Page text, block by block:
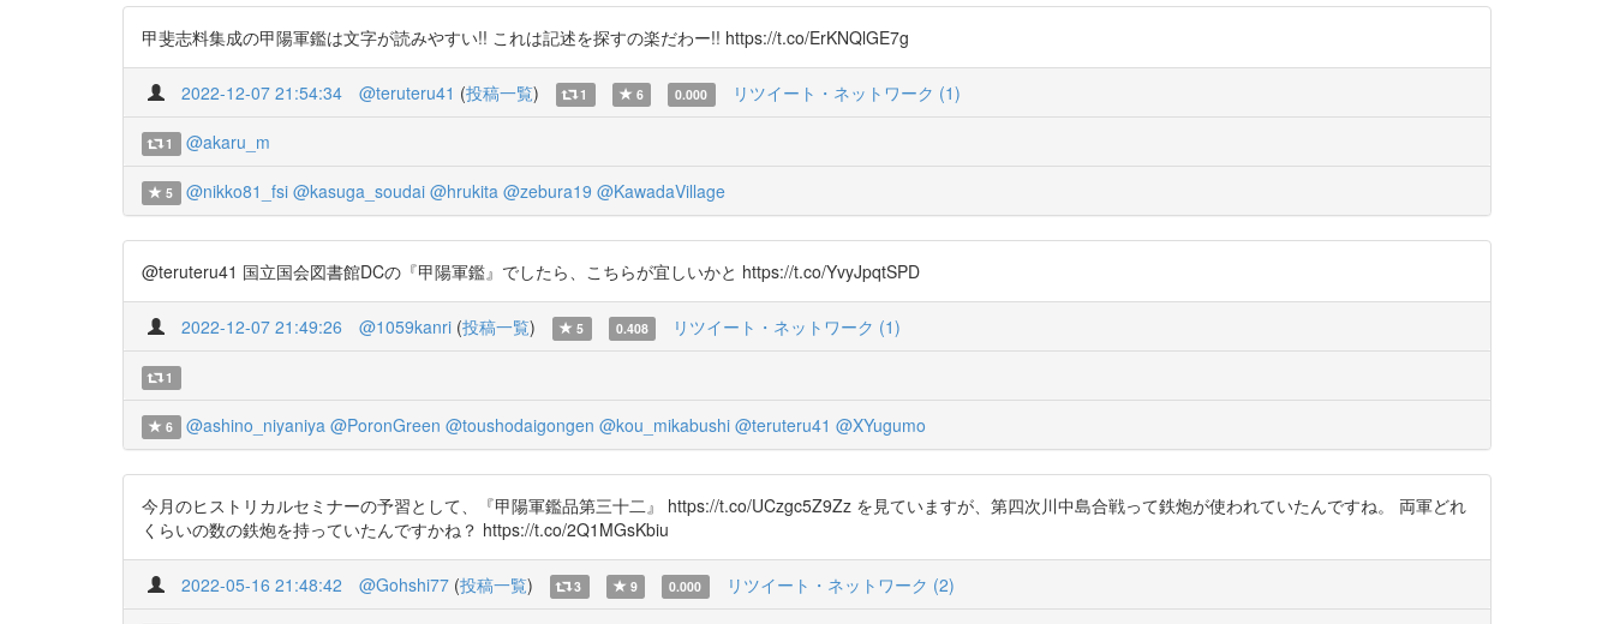
甲斐志料集成の甲陽軍鑑は文字が読みやすい!! これは記述を探すの楽だわー!! https://t.co/ErKNQlGE7g
2022-12-07 21:54:34 @teruteru41 (投稿一覧) 1 6 0.000 リツイート・ネットワーク (1)
1 @akaru_m
5 @nikko81_fsi @kasuga_soudai @hrukita @zebura19 @KawadaVillage
@teruteru41 国立国会図書館DCの『甲陽軍鑑』でしたら、こちらが宜しいかと https://t.co/YvyJpqtSPD
2022-12-07 21:49:26 @1059kanri (投稿一覧) 5 0.408 リツイート・ネットワーク (1)
1
6 @ashino_niyaniya @PoronGreen @toushodaigongen @kou_mikabushi @teruteru41 @XYugumo
今月のヒストリカルセミナーの予習として、『甲陽軍鑑品第三十二』 https://t.co/UCzgc5Z9Zz を見ていますが、第四次川中島合戦って鉄炮が使われていたんですね。 両軍どれ
くらいの数の鉄炮を持っていたんですかね？ https://t.co/2Q1MGsKbiu
2022-05-16 21:48:42 @Gohshi77 (投稿一覧) 3 9 0.000 リツイート・ネットワーク (2)